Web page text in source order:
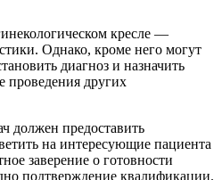
кресле —
Однако, кроме него могут
диагноз и назначить
проведения других
должен предоставить
на интересующие пациента
заверение о готовности
подтверждение квалификации.